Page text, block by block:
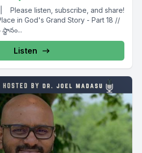
in God's Grand Story - Part 18 //
Listen